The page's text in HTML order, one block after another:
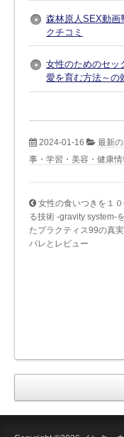
森林原人SEX動
クチコミ
女性のためのセッ
愛を育む方法～の
2024-01-16
最新
事・学習・美容・健康情
女性の食いつきを１
る技術 -gravity system-
たプラクティス99の真
バレとレビュー